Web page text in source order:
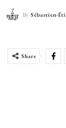
By Sébastien-
Share